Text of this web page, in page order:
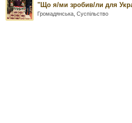
"Що я/ми зробив/ли для
Громадянська ,Суспільство